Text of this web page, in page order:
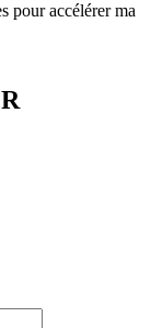
pour accélérer ma